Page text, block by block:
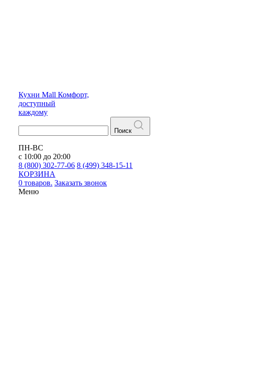
Кухни Mall Комфорт,
доступный
каждому
Поиск
ПН-ВС
с 10:00 до 20:00
8 (800) 302-77-06 8 (499) 348-15-11
КОРЗИНА
0 товаров. Заказать звонок
Меню